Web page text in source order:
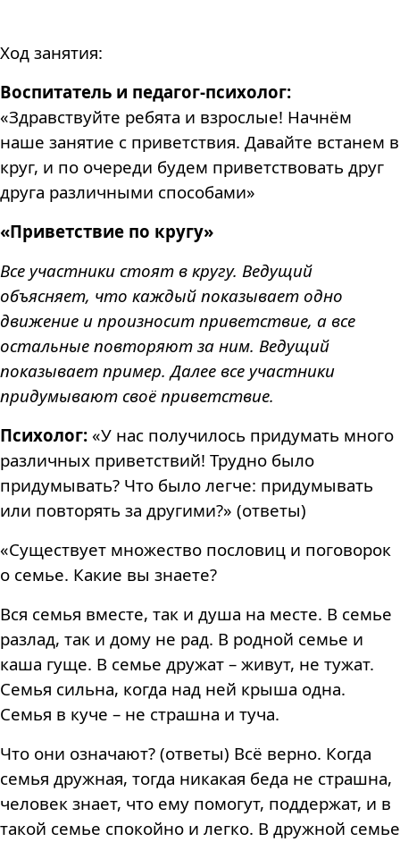
Ход занятия:
Воспитатель и педагог-психолог:
«Здравствуйте ребята и взрослые! Начнём
наше занятие с приветствия. Давайте встанем в
круг, и по очереди будем приветствовать друг
друга различными способами»
«Приветствие по кругу»
Все участники стоят в кругу. Ведущий
объясняет, что каждый показывает одно
движение и произносит приветствие, а все
остальные повторяют за ним. Ведущий
показывает пример. Далее все участники
придумывают своё приветствие.
Психолог: «У нас получилось придумать много
различных приветствий! Трудно было
придумывать? Что было легче: придумывать
или повторять за другими?» (ответы)
«Существует множество пословиц и поговорок
о семье. Какие вы знаете?
Вся семья вместе, так и душа на месте. В семье
разлад, так и дому не рад. В родной семье и
каша гуще. В семье дружат – живут, не тужат.
Семья сильна, когда над ней крыша одна.
Семья в куче – не страшна и туча.
Что они означают? (ответы) Всё верно. Когда
семья дружная, тогда никакая беда не страшна,
человек знает, что ему помогут, поддержат, и в
такой семье спокойно и легко. В дружной семье